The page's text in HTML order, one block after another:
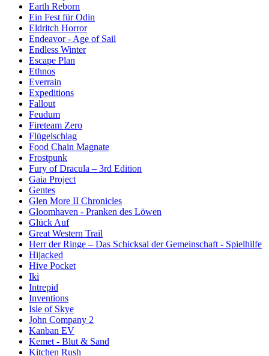
Earth Reborn
Ein Fest für Odin
Eldritch Horror
Endeavor - Age of Sail
Endless Winter
Escape Plan
Ethnos
Everrain
Expeditions
Fallout
Feudum
Fireteam Zero
Flügelschlag
Food Chain Magnate
Frostpunk
Fury of Dracula – 3rd Edition
Gaia Project
Gentes
Glen More II Chronicles
Gloomhaven - Pranken des Löwen
Glück Auf
Great Western Trail
Herr der Ringe – Das Schicksal der Gemeinschaft - Spielhilfe
Hijacked
Hive Pocket
Iki
Intrepid
Inventions
Isle of Skye
John Company 2
Kanban EV
Kemet - Blut & Sand
Kitchen Rush